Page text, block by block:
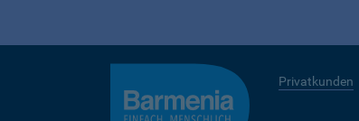
Privatkunden